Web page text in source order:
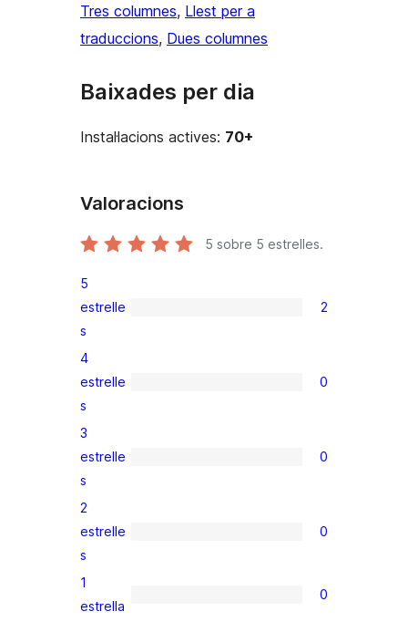
Tres columnes, Llest per a
traduccions, Dues columnes
Baixades per dia
Instal·lacions actives: 70+
Valoracions
5 sobre 5 estrelles.
2
valoracions
de
5
estrelles
5
estrelle
s
2
0
valoracions
de
4
estrelles
4
estrelle
s
0
0
valoracions
de
3
estrelles
3
estrelle
s
0
0
valoracions
de
2
2
estrelle
s
0
0
1
estrella
0